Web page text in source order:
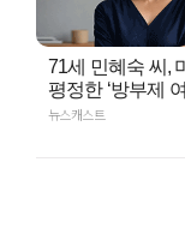
71세 민혜숙 씨,
평정한 ‘방부제
뉴스캐스트